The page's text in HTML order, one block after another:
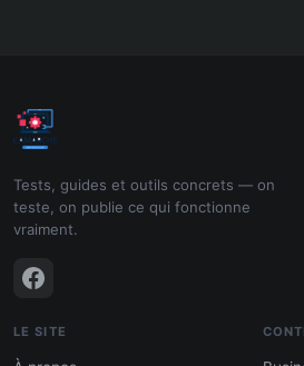
Tests, guides et outils concrets — on
teste, on publie ce qui fonctionne
vraiment.
LE SITE